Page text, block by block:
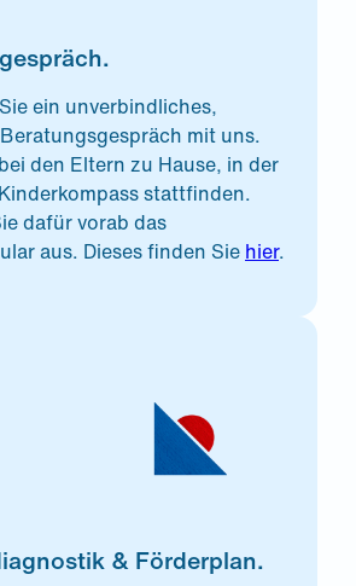
ein unverbindliches,
mit uns.
den Eltern zu Hause, in der
stattfinden.
dafür vorab das
aus. Dieses finden Sie hier.
& Förderplan.